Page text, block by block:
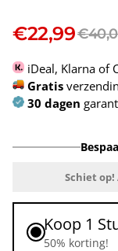
€22,99
iDeal, Klarna of
Gratis
30 dagen
Schiet
Koop 1
50% korting!